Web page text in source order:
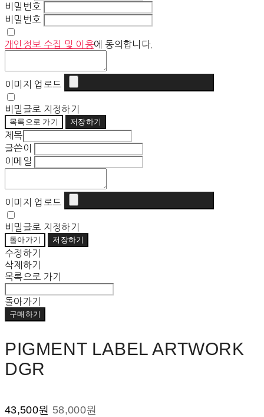
비밀번호
비밀번호
개인정보 수집 및 이용에 동의합니다.
이미지 업로드
비밀글로 지정하기
목록으로 가기 저장하기
제목
글쓴이
이메일
이미지 업로드
비밀글로 지정하기
돌아가기 저장하기
수정하기
삭제하기
목록으로 가기
돌아가기
구매하기
PIGMENT LABEL ARTWORK
DGR
43,500원 58,000원